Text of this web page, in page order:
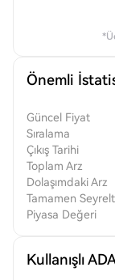
Önemli
Güncel Fiyat
Sıralama
Çıkış Tarihi
Toplam Arz
Dolaşımdaki Arz
Tamamen
Piyasa Değeri
Kullanışlı